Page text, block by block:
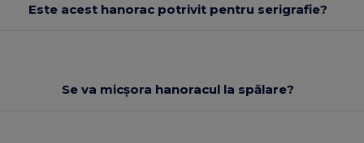
Este acest hanorac potrivit pentru serigrafie?
Se va micșora hanoracul la spălare?